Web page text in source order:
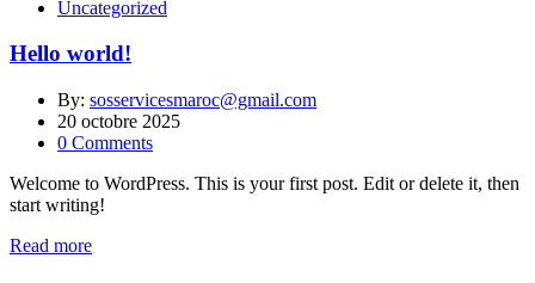
Uncategorized
Hello world!
By: sosservicesmaroc@gmail.com
20 octobre 2025
0 Comments
Welcome to WordPress. This is your first post. Edit or delete it, then
start writing!
Read more